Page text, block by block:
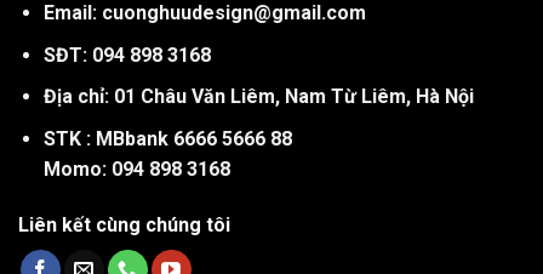
Email: cuonghuudesign@gmail.com
SĐT: 094 898 3168
Địa chỉ: 01 Châu Văn Liêm, Nam Từ Liêm, Hà Nội
STK : MBbank 6666 5666 88
Momo: 094 898 3168
Liên kết cùng chúng tôi